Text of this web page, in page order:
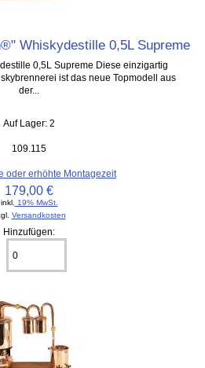
Whiskydestille 0,5L Supreme
0,5L Supreme Diese einzigartig
ist das neue Topmodell aus
der...
Auf Lager: 2
109.115
oder erhöhte Montagezeit
179,00 €
inkl. 19% MwSt.
Versandkosten
Hinzufügen: